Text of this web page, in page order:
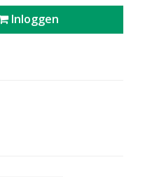
Inloggen